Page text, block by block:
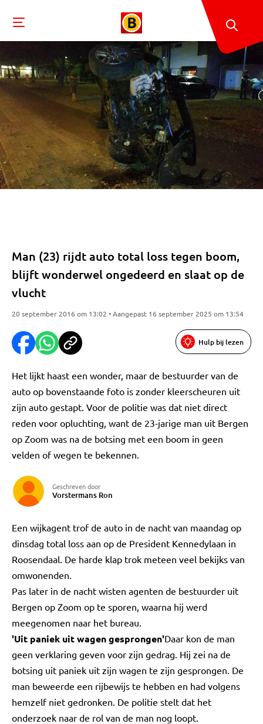
Man (23) rijdt auto total loss tegen boom,
blijft wonderwel ongedeerd en slaat op de
vlucht
20 september 2016 om 13:02 • Aangepast 16 september 2025 om 13:54
Hulp bij lezen
Het lijkt haast een wonder, maar de bestuurder van de
auto op bovenstaande foto is zonder kleerscheuren uit
zijn auto gestapt. Voor de politie was dat niet direct
reden voor opluchting, want de 23-jarige man uit Bergen
op Zoom was na de botsing met een boom in geen
velden of wegen te bekennen.
Geschreven door
Vorstermans Ron
Een wijkagent trof de auto in de nacht van maandag op
dinsdag total loss aan op de President Kennedylaan in
Roosendaal. De harde klap trok meteen veel bekijks van
omwonenden.
Pas later in de nacht wisten agenten de bestuurder uit
Bergen op Zoom op te sporen, waarna hij werd
meegenomen naar het bureau.
'Uit paniek uit wagen gesprongen'Daar kon de man
geen verklaring geven voor zijn gedrag. Hij zei na de
botsing uit paniek uit zijn wagen te zijn gesprongen. De
man beweerde een rijbewijs te hebben en had volgens
hemzelf niet gedronken. De politie stelt dat het
onderzoek naar de rol van de man nog loopt.